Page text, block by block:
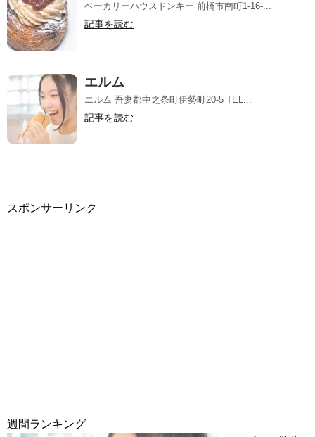
ベーカリーハウスドンキー 前橋市南町1-16-...
記事を読む
エルム
エルム 吾妻郡中之条町伊勢町20-5 TEL...
記事を読む
スポンサーリンク
週間ランキング